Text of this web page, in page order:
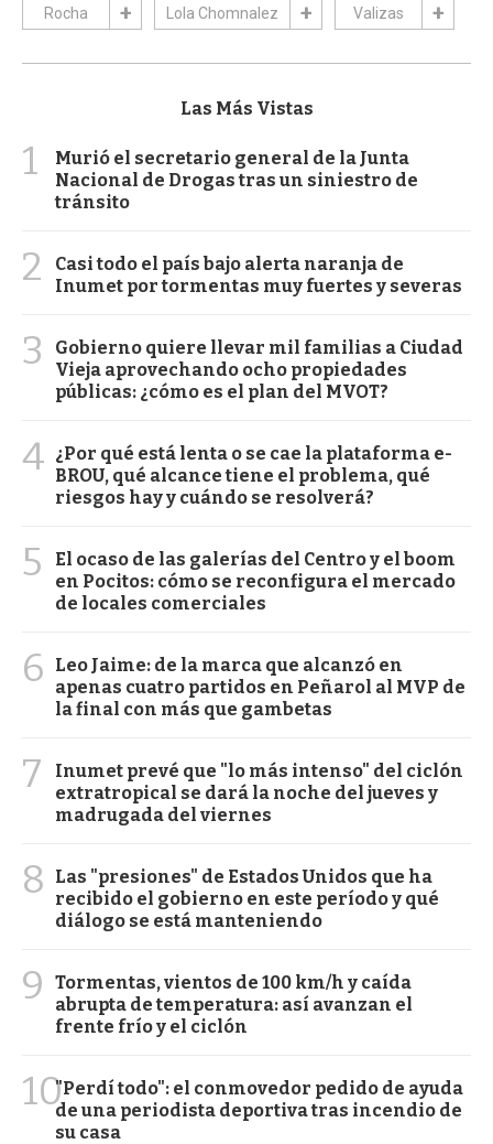
Rocha Lola Chomnalez Valizas
Las Más Vistas
1
Murió el secretario general de la Junta
Nacional de Drogas tras un siniestro de
tránsito
2
Casi todo el país bajo alerta naranja de
Inumet por tormentas muy fuertes y severas
3
Gobierno quiere llevar mil familias a Ciudad
Vieja aprovechando ocho propiedades
públicas: ¿cómo es el plan del MVOT?
4 ¿Por qué está lenta o se cae la plataforma e-
BROU, qué alcance tiene el problema, qué
riesgos hay y cuándo se resolverá?
5
El ocaso de las galerías del Centro y el boom
en Pocitos: cómo se reconfigura el mercado
de locales comerciales
6
Leo Jaime: de la marca que alcanzó en
apenas cuatro partidos en Peñarol al MVP de
la final con más que gambetas
7
Inumet prevé que "lo más intenso" del ciclón
extratropical se dará la noche del jueves y
madrugada del viernes
8
Las "presiones" de Estados Unidos que ha
recibido el gobierno en este período y qué
diálogo se está manteniendo
9
Tormentas, vientos de 100 km/h y caída
abrupta de temperatura: así avanzan el
frente frío y el ciclón
10"Perdí todo": el conmovedor pedido de ayuda
de una periodista deportiva tras incendio de
su casa